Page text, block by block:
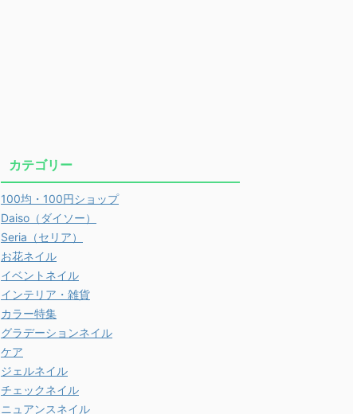
カテゴリー
100均・100円ショップ
Daiso（ダイソー）
Seria（セリア）
お花ネイル
イベントネイル
インテリア・雑貨
カラー特集
グラデーションネイル
ケア
ジェルネイル
チェックネイル
ニュアンスネイル